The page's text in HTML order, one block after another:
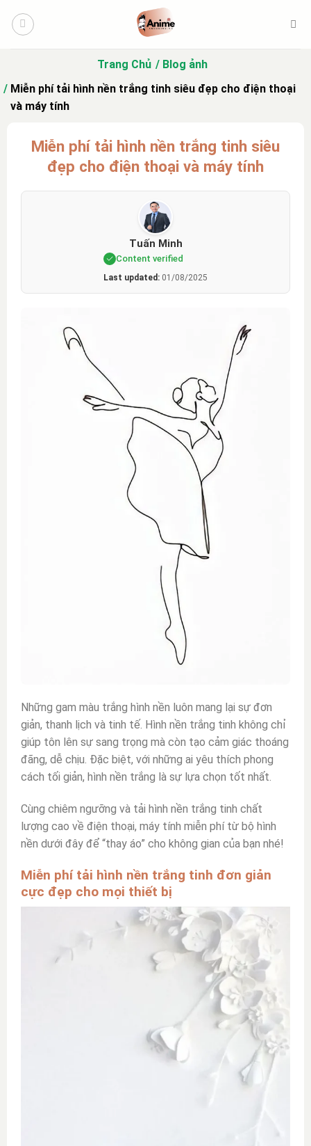
qua
Trang Chủ
Blog ảnh
Miễn phí tải hình nền trắng tinh siêu đẹp cho điện thoại
và máy tính
Miễn phí tải hình nền trắng tinh siêu
đẹp cho điện thoại và máy tính
Tuấn Minh
Content verified
Last updated: 01/08/2025
Những gam màu trắng hình nền luôn mang lại sự đơn
giản, thanh lịch và tinh tế. Hình nền trắng tinh không chỉ
giúp tôn lên sự sang trọng mà còn tạo cảm giác thoáng
đãng, dễ chịu. Đặc biệt, với những ai yêu thích phong
cách tối giản, hình nền trắng là sự lựa chọn tốt nhất.
Cùng chiêm ngưỡng và tải hình nền trắng tinh chất
lượng cao về điện thoại, máy tính miễn phí từ bộ hình
nền dưới đây để “thay áo” cho không gian của bạn nhé!
Miễn phí tải hình nền trắng tinh đơn giản
cực đẹp cho mọi thiết bị